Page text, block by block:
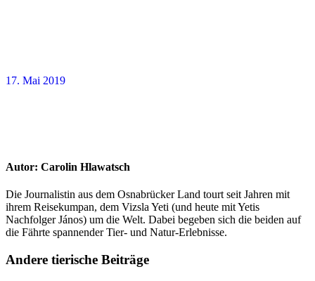
17. Mai 2019
Autor: Carolin Hlawatsch
Die Journalistin aus dem Osnabrücker Land tourt seit Jahren mit
ihrem Reisekumpan, dem Vizsla Yeti (und heute mit Yetis
Nachfolger János) um die Welt. Dabei begeben sich die beiden auf
die Fährte spannender Tier- und Natur-Erlebnisse.
Andere tierische Beiträge